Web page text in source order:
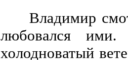
Владимир
любовался
холодноватый